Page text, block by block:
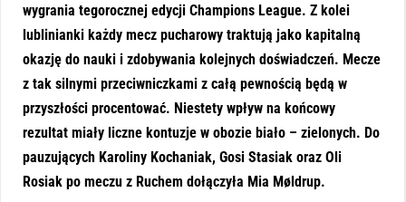
wygrania tegorocznej edycji Champions League. Z kolei
lublinianki każdy mecz pucharowy traktują jako kapitalną
okazję do nauki i zdobywania kolejnych doświadczeń. Mecze
z tak silnymi przeciwniczkami z całą pewnością będą w
przyszłości procentować. Niestety wpływ na końcowy
rezultat miały liczne kontuzje w obozie biało – zielonych. Do
pauzujących Karoliny Kochaniak, Gosi Stasiak oraz Oli
Rosiak po meczu z Ruchem dołączyła Mia Møldrup.